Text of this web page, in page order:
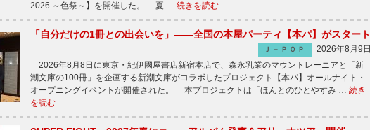
2026 ～色祭～】を開催した。 夏 … 続きを読む
「自分だけの1冊との出会いを」――全国の本屋パーティ【本パ】がスタート
Ｊ－ＰＯＰ
2026年8月9日
2026年8月8日に東京・紀伊國屋書店新宿本店で、森永乳業のマウントレーニアと「新
潮文庫の100冊」を企画する新潮文庫がコラボしたプロジェクト【本パ】オールナイト・
オープニングイベントが開催された。 本プロジェクトは「ほんとのひとやすみ … 続き
を読む